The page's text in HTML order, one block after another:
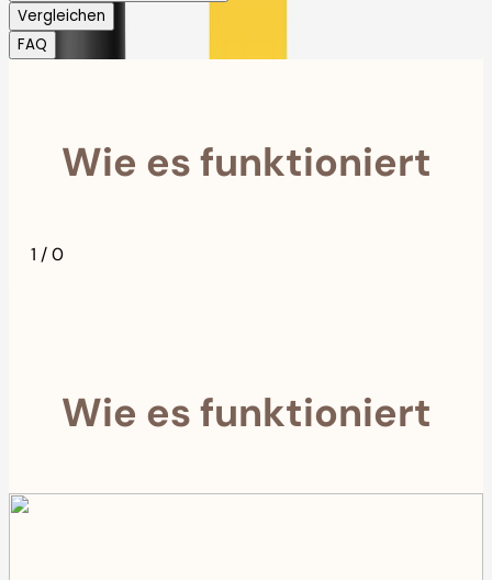
Vergleichen
FAQ
Wie es funktioniert
1 /0
Wie es funktioniert